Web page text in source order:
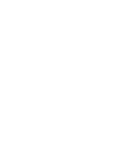
travailleurs des